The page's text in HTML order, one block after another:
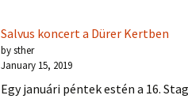
Salvus koncert a Dürer Kertben
by sther
January 15, 2019
Egy januári péntek estén a 16.